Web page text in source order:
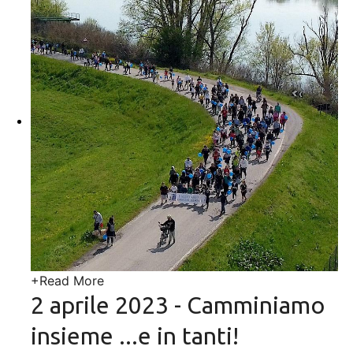
+Read More
2 aprile 2023 - Camminiamo
insieme ...e in tanti!